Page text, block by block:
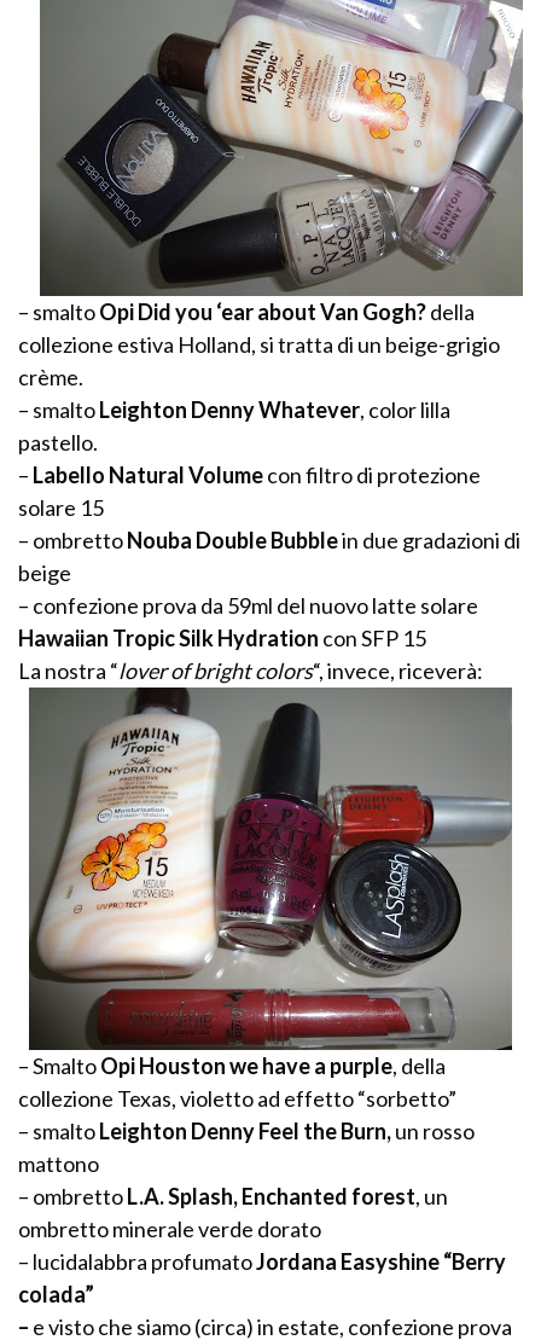
– smaltoOpi Did you ‘ear about Van Gogh?della
collezione estiva Holland, si tratta di un beige-grigio
crème.
– smaltoLeighton Denny Whatever, color lilla
pastello.
– Labello Natural Volumecon filtro di protezione
solare 15
– ombrettoNouba Double Bubblein due gradazioni di
beige
– confezione prova da 59ml del nuovo latte solare
Hawaiian Tropic Silk Hydration con SFP 15
La nostra “lover of bright colors“, invece, riceverà:
– SmaltoOpi Houston we have a purple, della
collezione Texas, violetto ad effetto “sorbetto”
– smaltoLeighton Denny Feel the Burn,un rosso
mattono
– ombrettoL.A. Splash, Enchanted forest, un
ombretto minerale verde dorato
– lucidalabbra profumatoJordana Easyshine “Berry
colada”
– e visto che siamo (circa) in estate, confezione prova